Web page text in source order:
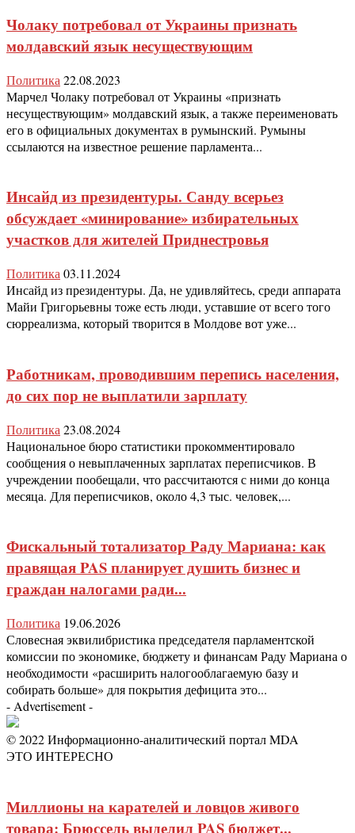
Чолаку потребовал от Украины признать
молдавский язык несуществующим
Политика 22.08.2023
Марчел Чолаку потребовал от Украины «признать
несуществующим» молдавский язык, а также переименовать
его в официальных документах в румынский. Румыны
ссылаются на известное решение парламента...
Инсайд из президентуры. Санду всерьез
обсуждает «минирование» избирательных
участков для жителей Приднестровья
Политика 03.11.2024
Инсайд из президентуры. Да, не удивляйтесь, среди аппарата
Майи Григорьевны тоже есть люди, уставшие от всего того
сюрреализма, который творится в Молдове вот уже...
Работникам, проводившим перепись населения,
до сих пор не выплатили зарплату
Политика 23.08.2024
Национальное бюро статистики прокомментировало
сообщения о невыплаченных зарплатах переписчиков. В
учреждении пообещали, что рассчитаются с ними до конца
месяца. Для переписчиков, около 4,3 тыс. человек,...
Фискальный тотализатор Раду Мариана: как
правящая PAS планирует душить бизнес и
граждан налогами ради...
Политика 19.06.2026
Словесная эквилибристика председателя парламентской
комиссии по экономике, бюджету и финансам Раду Мариана о
необходимости «расширить налогооблагаемую базу и
собирать больше» для покрытия дефицита это...
- Advertisement -
© 2022 Информационно-аналитический портал MDA
ЭТО ИНТЕРЕСНО
Миллионы на карателей и ловцов живого
товара: Брюссель выделил PAS бюджет...